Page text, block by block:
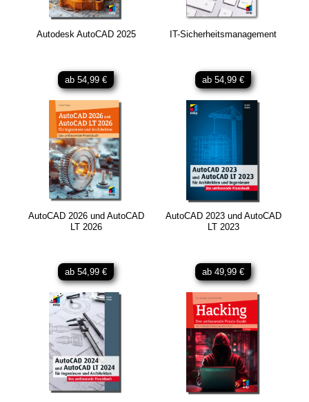
Autodesk AutoCAD 2025
ab 54,99 €
IT-Sicherheitsmanagement
ab 54,99 €
AutoCAD 2026 und AutoCAD
LT 2026
ab 54,99 €
AutoCAD 2023 und AutoCAD
LT 2023
ab 49,99 €